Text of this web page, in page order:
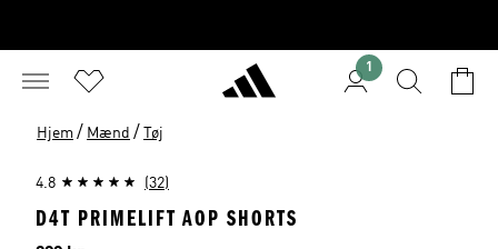
1
Hjem / Mænd / Tøj
4.8 (32)
D4T PRIMELIFT AOP SHORTS